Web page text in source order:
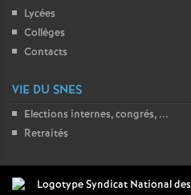
Lycées
Collèges
Contacts
VIE DU SNES
Elections internes, congrés, ...
Retraités